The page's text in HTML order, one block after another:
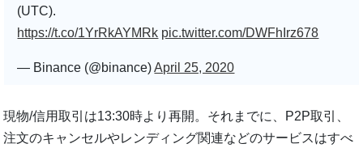
(UTC).
https://t.co/1YrRkAYMRk pic.twitter.com/DWFhIrz678
— Binance (@binance)April 25, 2020
現物/信用取引は13:30時より再開。それまでに、P2P取引、
注文のキャンセルやレンディング関連などのサービスはすべ